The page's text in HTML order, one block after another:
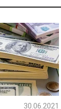
30.06.2021